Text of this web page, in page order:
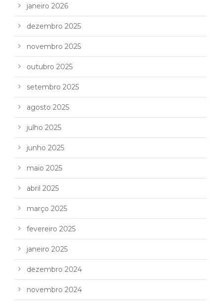
janeiro 2026
dezembro 2025
novembro 2025
outubro 2025
setembro 2025
agosto 2025
julho 2025
junho 2025
maio 2025
abril 2025
março 2025
fevereiro 2025
janeiro 2025
dezembro 2024
novembro 2024